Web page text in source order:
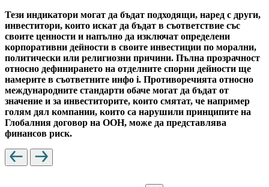
Тези индикатори могат да бъдат подходящи, наред с други,
инвеститори, които искат да бъдат в съответствие със
своите ценности и напълно да изключат определени
корпоративни дейности в своите инвестиции по морални,
политически или религиозни причини. Пълна прозрачност
относно дефинирането на отделните спорни дейности ще
намерите в съответните инфо i. Противоречията относно
международните стандарти обаче могат да бъдат от
значение и за инвеститорите, които смятат, че например
голям дял компании, които са нарушили принципите на
Глобалния договор на ООН, може да представлява
финансов риск.